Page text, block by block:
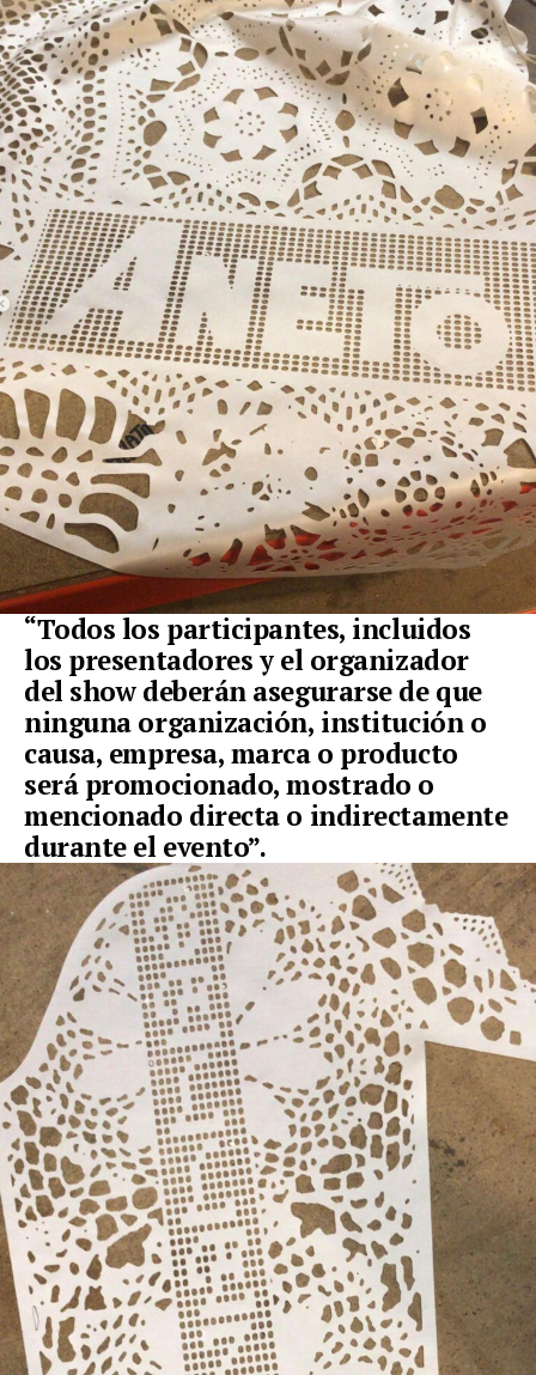
“Todos los participantes, incluidos
los presentadores y el organizador
del show deberán asegurarse de que
ninguna organización, institución o
causa, empresa, marca o producto
será promocionado, mostrado o
mencionado directa o indirectamente
durante el evento”.